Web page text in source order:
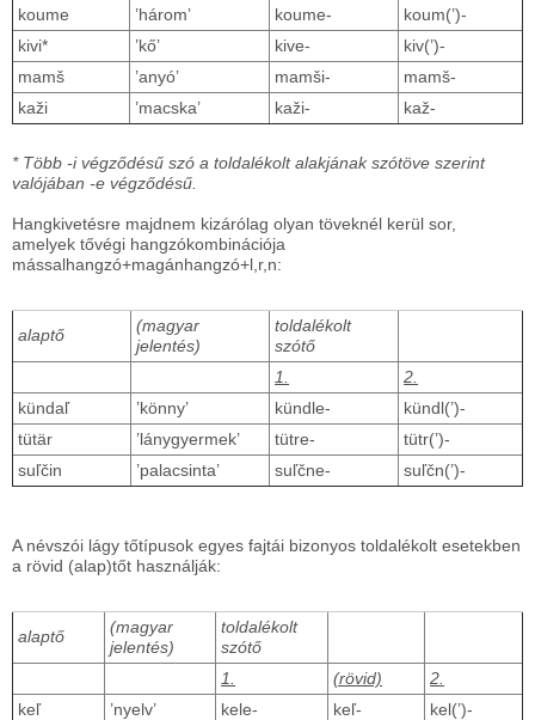
koume
’három’ koume-
koum(’)-
kivi*
’kő’ kive-
kiv(’)-
mamš
’anyó’ mamši-
mamš-
kaži
’macska’ kaži- kaž-
* Több -i végződésű szó a toldalékolt alakjának szótöve szerint
valójában -e végződésű.
Hangkivetésre majdnem kizárólag olyan töveknél kerül sor,
amelyek tővégi hangzókombinációja
mássalhangzó+magánhangzó+l,r,n:
alaptő
(magyar
jelentés)
toldalékolt
szótő
1.
2.
kündaľ
’könny’ kündle-
kündl(’)-
tütär
’lánygyermek’ tütre-
tütr(’)-
suľčin
’palacsinta’ suľčne- suľčn(’)-
A névszói lágy tőtípusok egyes fajtái bizonyos toldalékolt esetekben
a rövid (alap)tőt használják:
alaptő
(magyar
jelentés)
toldalékolt
szótő
1.
(rövid)
2.
keľ
’nyelv’ kele- keľ-
kel(’)-